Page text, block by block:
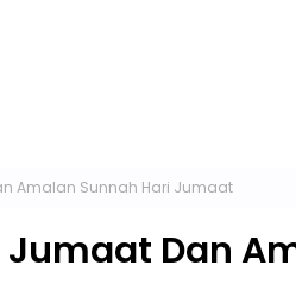
Amalan Sunnah Hari Jumaat
Dan